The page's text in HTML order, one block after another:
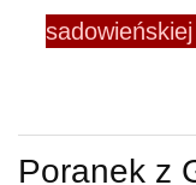
sadowieńskiej
Poranek z